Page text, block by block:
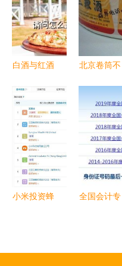
构建智能化
防伪服务的
技术咨询与
实践
白酒与红酒
识背后的防
伪技术解析
北京卷筒不
电码电话防
伪技术咨询
与全方位服
务
小米投资蜂
全国会计专